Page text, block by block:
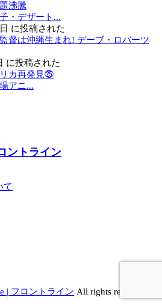
沸騰
・デザート...
に投稿された
督は沖縄生まれ! デーブ・ロバーツ
に投稿された
カ再発見㉕
アニ...
て
| フロントライン All rights reserved.